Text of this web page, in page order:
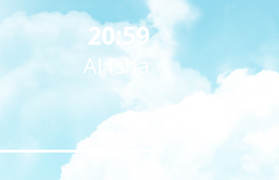
20:59
Al Isha